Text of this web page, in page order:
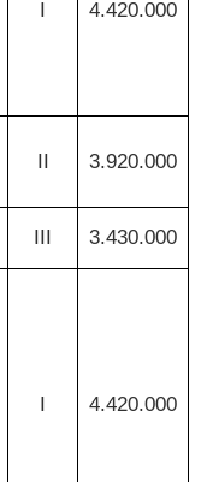
4.420.000
3.920.000
3.430.000
4.420.000